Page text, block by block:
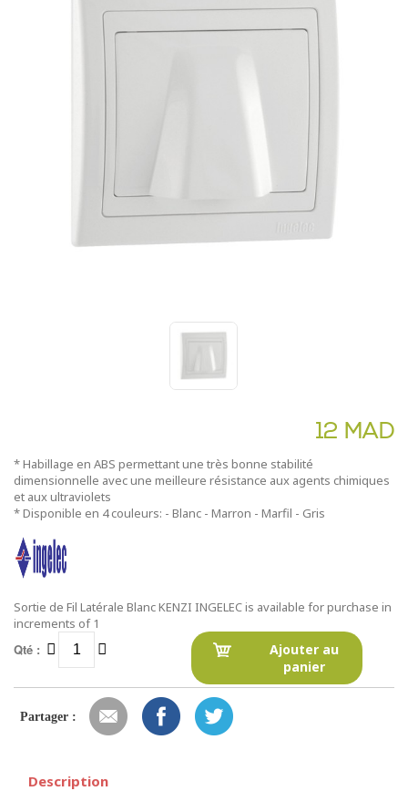
12 MAD
* Habillage en ABS permettant une très bonne stabilité
dimensionnelle avec une meilleure résistance aux agents chimiques
et aux ultraviolets
* Disponible en 4 couleurs: - Blanc - Marron - Marfil - Gris
Sortie de Fil Latérale Blanc KENZI INGELEC is available for purchase in
increments of 1
Qté :
Ajouter au
panier
Partager :
Description